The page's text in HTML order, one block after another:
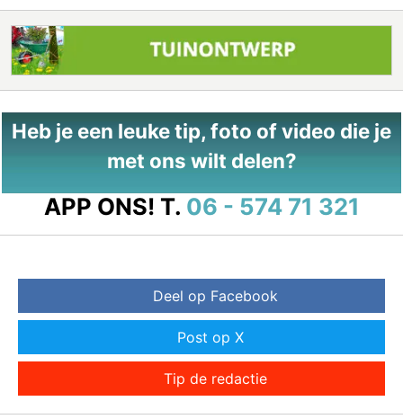
Heb je een leuke tip, foto of video die je
met ons wilt delen?
APP ONS! T. 06 - 574 71 321
Deel op Facebook
Post op X
Tip de redactie